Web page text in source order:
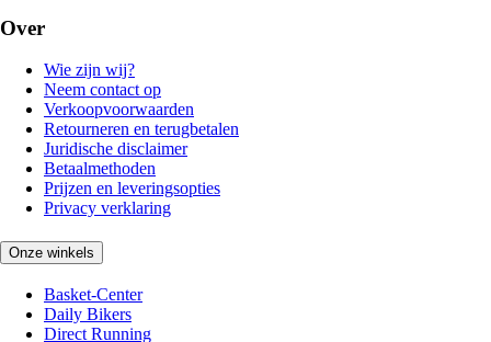
Over
Wie zijn wij?
Neem contact op
Verkoopvoorwaarden
Retourneren en terugbetalen
Juridische disclaimer
Betaalmethoden
Prijzen en leveringsopties
Privacy verklaring
Onze winkels
Basket-Center
Daily Bikers
Direct Running